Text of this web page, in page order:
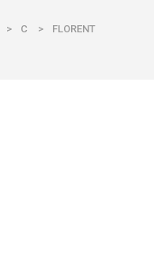
> C >
FLORENT